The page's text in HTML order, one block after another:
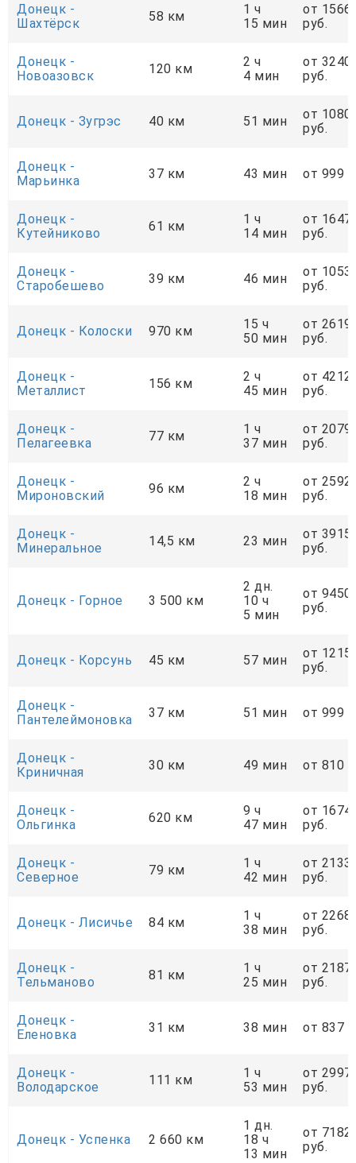
Донецк -
Шахтёрск
58 км
1 ч
15 мин
от 1566
руб.
Донецк -
Новоазовск
120 км
2 ч
4 мин
от 3240
руб.
Донецк - Зугрэс 40 км 51 мин
от 1080
руб.
Донецк -
Марьинка
37 км 43 мин от 999
Донецк -
Кутейниково
61 км
1 ч
14 мин
от 1647
руб.
Донецк -
Старобешево
39 км 46 мин
от 1053
руб.
Донецк - Колоски 970 км
15 ч
50 мин
от
руб.
Донецк -
Металлист
156 км
2 ч
45 мин
от 4212
руб.
Донецк -
Пелагеевка
77 км
1 ч
37 мин
от 2079
руб.
Донецк -
Мироновский
96 км
2 ч
18 мин
от 2592
руб.
Донецк -
Минеральное
14,5 км 23 мин
от 3915
руб.
Донецк - Горное 3 500 км
2 дн.
10 ч
5 мин
от
руб.
Донецк - Корсунь 45 км 57 мин
от 1215
руб.
Донецк -
Пантелеймоновка
37 км 51 мин от 999
Донецк -
Криничная
30 км 49 мин от 810
Донецк -
Ольгинка
620 км
9 ч
47 мин
от
руб.
Донецк -
Cеверное
79 км
1 ч
42 мин
от 2133
руб.
Донецк - Лисичье 84 км
1 ч
38 мин
от 2268
руб.
Донецк -
Тельманово
81 км
1 ч
25 мин
от 2187
руб.
Донецк -
Еленовка
31 км 38 мин от 837
Донецк -
Володарское
111 км
1 ч
53 мин
от 2997
руб.
Донецк - Успенка 2 660 км
1 дн.
18 ч
13 мин
от
руб.